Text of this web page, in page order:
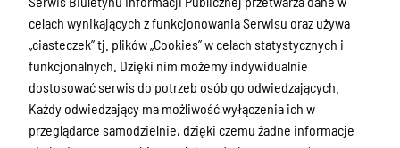
Menu Przedmiotowe
Kontakt i telefony w urzędzie
Ogłoszenia
Powiat Olsztyński
Rada Powiatu
celach wynikających z funkcjonowania Serwisu oraz używa
„ciasteczek” tj. plików „Cookies” w celach statystycznych i
funkcjonalnych. Dzięki nim możemy indywidualnie
dostosować serwis do potrzeb osób go odwiedzających.
Każdy odwiedzający ma możliwość wyłączenia ich w
przeglądarce samodzielnie, dzięki czemu żadne informacje